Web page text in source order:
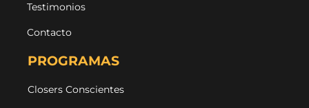
Testimonios
Contacto
PROGRAMAS
Closers Conscientes